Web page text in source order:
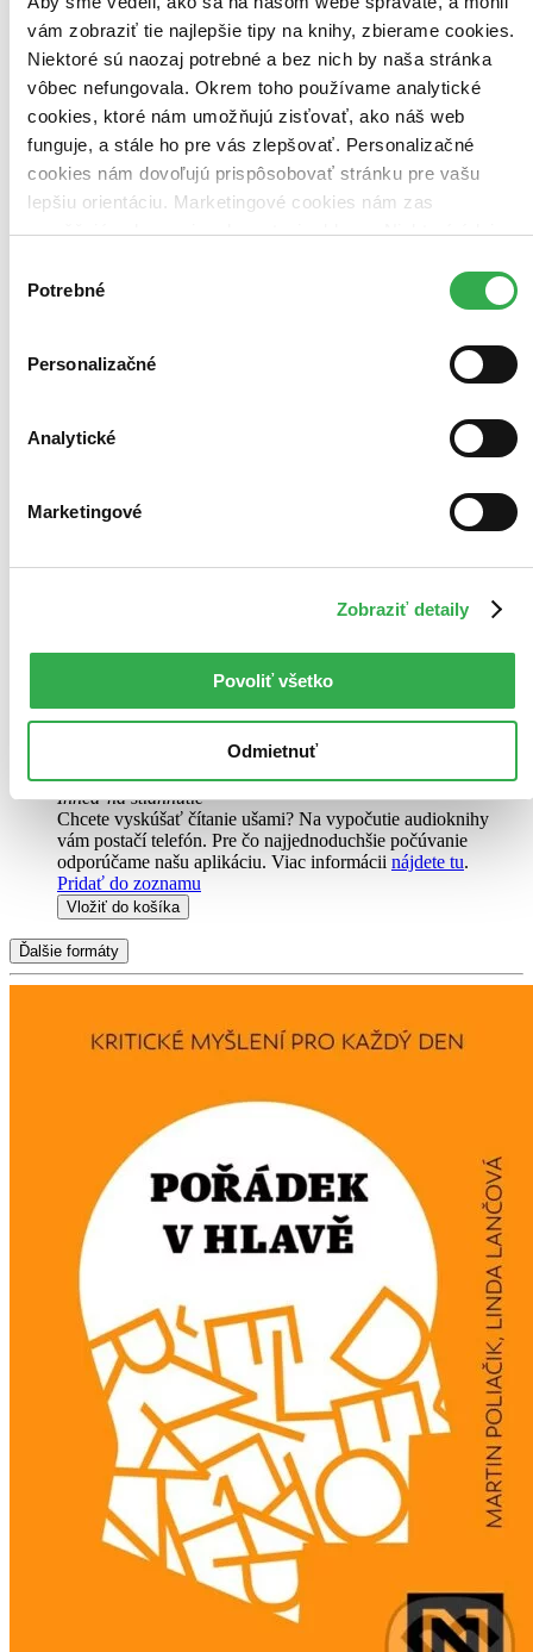
vám zobraziť tie najlepšie tipy na knihy, zbierame cookies.
Niektoré sú naozaj potrebné a bez nich by naša stránka
vôbec nefungovala. Okrem toho používame analytické
cookies, ktoré nám umožňujú zisťovať, ako náš web
funguje, a stále ho pre vás zlepšovať. Personalizačné
cookies nám dovoľujú prispôsobovať stránku pre vašu
lepšiu orientáciu. Marketingové cookies nám zas
umožňujú zobrazenie relevantnej reklamy. Niektoré údaje
keby sme mohli používať všetky tieto cookies. Ďakujeme!
súhlasu
Potrebné
Personalizačné
Analytické
Marketingové
Zobraziť detaily
Povoliť všetko
Odmietnuť
Poriadok v hlave Kritické myslenie na každý deň
Linda Lančová
Martin Poliačik
So spoluautorkou Lindou Lančovou pripravili prehľadného a
názorného sprievodcu kritickým myslením, ktorý vás naučí, ako
Táto kniha sa môže na cestu ku vám vybrať prakticky
pracovný deň.
informácii o e-kniháchnájdete tu.
Pridať do zoznamu
MP3 na stiahnutie
9,95 €
Ihneď na stiahnutie
Chcete vyskúšať čítanie ušami? Na vypočutie audioknihy
vám postačí telefón. Pre čo najjednoduchšie počúvanie
odporúčame našu aplikáciu. Viac informácii nájdete tu.
Pridať do zoznamu
Vložiť do košíka
Ďalšie formáty